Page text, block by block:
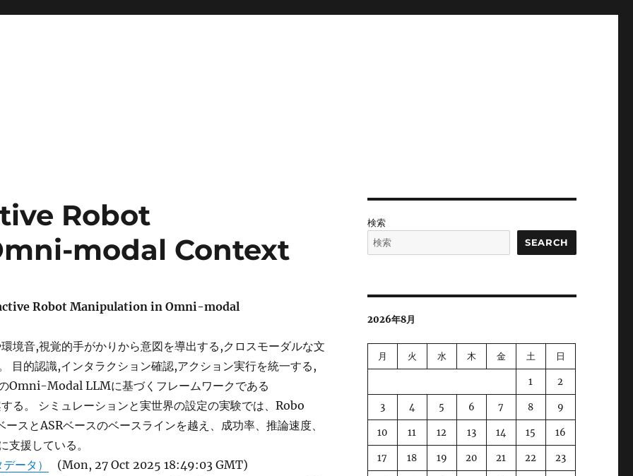
Robot
modal Context
Robot Manipulation in Omni-modal
境音,視覚的手がかりから意図を導出する,クロスモーダルな文
目的認識,インタラクション確認,アクション実行を統一する,
Omni-Modal LLMに基づくフレームワークである
る。 シミュレーションと実世界の設定の実験では、Robo
スとASRベースのベースラインを越え、成功率、推論速度、
支援している。
ータ）
(Mon, 27 Oct 2025 18:49:03 GMT)
検索
SEARCH
2026年8月
月 火 水 木 金 土 日
1 2
3 4 5 6 7 8 9
10 11 12 13 14 15 16
17 18 19 20 21 22 23